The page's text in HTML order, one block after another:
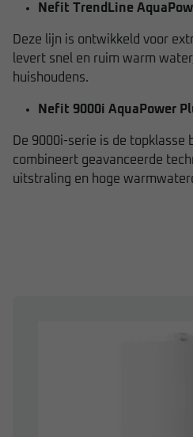
Nefit TrendLine
Deze lijn is ontwikkeld voor
levert snel en ruim warm
huishoudens.
Nefit 9000i AquaPower
De 9000i-serie is de
combineert geavanceerde
uitstraling en hoge